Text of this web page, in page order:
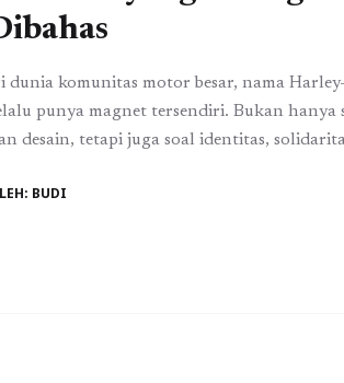
dunia komunitas motor besar, nama
punya magnet tersendiri. Bukan hanya
desain, tetapi juga soal identitas,
kebingungan yang cukup umum,
BUDI